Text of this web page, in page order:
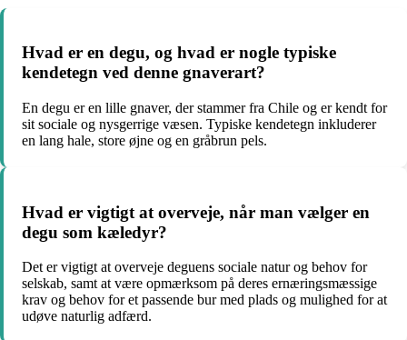
Hvad er en degu, og hvad er nogle typiske
kendetegn ved denne gnaverart?
En degu er en lille gnaver, der stammer fra Chile og er kendt for
sit sociale og nysgerrige væsen. Typiske kendetegn inkluderer
en lang hale, store øjne og en gråbrun pels.
Hvad er vigtigt at overveje, når man vælger en
degu som kæledyr?
Det er vigtigt at overveje deguens sociale natur og behov for
selskab, samt at være opmærksom på deres ernæringsmæssige
krav og behov for et passende bur med plads og mulighed for at
udøve naturlig adfærd.